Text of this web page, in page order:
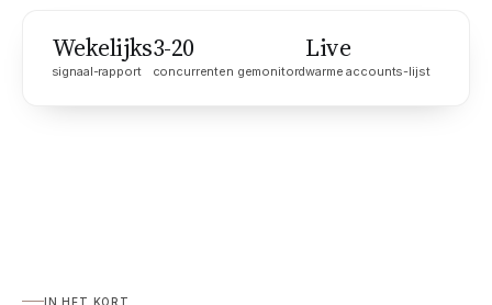
Wekelijks
signaal-rapport
3-20
concurrenten gemonitord
Live
warme accounts-lijst
IN HET KORT